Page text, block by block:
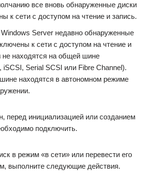
все вновь обнаруженные диски
к сети с доступом на чтение и запись.
Server недавно обнаруженные
к сети с доступом на чтение и
не находятся на общей шине
iSCSI, Serial SCSI или Fibre Channel).
находятся в автономном режиме
перед инициализацией или созданием
подключить.
в режим «в сети» или перевести его
выполните следующие действия.